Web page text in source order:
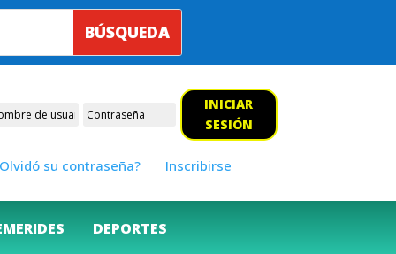
INICIAR
SESIÓN
su contraseña? Inscribirse
DEPORTES